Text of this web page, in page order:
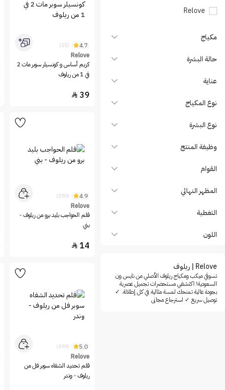
Relove
مكياج
حالة البشرة
عناية
نوع المكياج
نوع البشرة
وظيفة المنتج
القوام
المظهر النهائي
التغطية
اللون
Relove | ريلوف
تسوقي ميكب ومكياج ريلوف الأصلي من نايس ون
السعودية! اكتشفي مستحضرات تجميل عصرية
بجودة عالية تمنحك لمسة مثالية في كل إطلالة. ✓
توصيل سريع ✓ استرجاع مجاني
4.7
(15)
Relove
كريم أساس و كونسيلر سوبر مات 2
في 1 من ريلوف
39

4.9
(350)
Relove
قلم الحواجب بليد برو من ريلوف -
بني
14

5.0
(390)
Relove
قلم تحديد الشفاه سوبر فل من
ريلوف - وندر